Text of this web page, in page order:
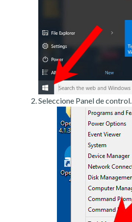
Seleccione Panel de control.